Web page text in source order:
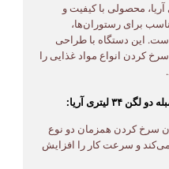
لیتری آریا، محصولی با کیفیت و
برای رستوران‌ها،
این دستگاه با طراحی
کردن انواع مواد غذایی را
لیتری آریا:
سرخ کردن همزمان دو نوع
و سرعت کار را افزایش